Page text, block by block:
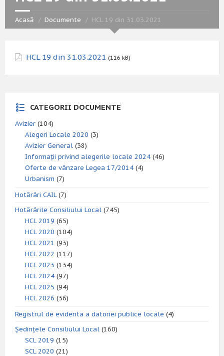
Acasă Documente HCL 19 din 31.03.2021
HCL 19 din 31.03.2021 (116 kB)
CATEGORII DOCUMENTE
Avizier (104)
Alegeri Locale 2020 (3)
Avizier General (38)
Informații privind alegerile locale 2024 (46)
Oferte de vânzare Legea 17/2014 (4)
Urbanism (7)
Hotărâri CAIL(7)
Hotărârile Consiliului Local (745)
HCL 2019 (65)
HCL 2020 (104)
HCL 2021 (93)
HCL 2022 (117)
HCL 2023 (134)
HCL 2024 (97)
HCL 2025 (94)
HCL 2026 (36)
Registrul de evidenta a datoriei publice locale (4)
Ședințele Consiliului Local (160)
SCL 2019 (15)
SCL 2020 (21)